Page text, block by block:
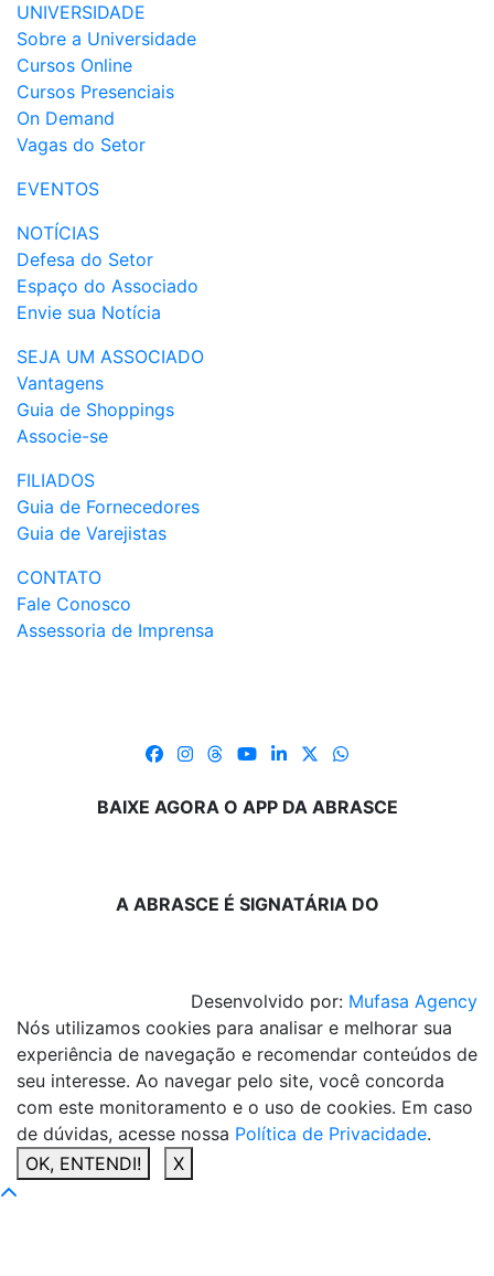
UNIVERSIDADE
Sobre a Universidade
Cursos Online
Cursos Presenciais
On Demand
Vagas do Setor
EVENTOS
NOTÍCIAS
Defesa do Setor
Espaço do Associado
Envie sua Notícia
SEJA UM ASSOCIADO
Vantagens
Guia de Shoppings
Associe-se
FILIADOS
Guia de Fornecedores
Guia de Varejistas
CONTATO
Fale Conosco
Assessoria de Imprensa
BAIXE AGORA O APP DA ABRASCE
A ABRASCE É SIGNATÁRIA DO
Desenvolvido por: Mufasa Agency
Nós utilizamos cookies para analisar e melhorar sua
experiência de navegação e recomendar conteúdos de
seu interesse. Ao navegar pelo site, você concorda
com este monitoramento e o uso de cookies. Em caso
de dúvidas, acesse nossa Política de Privacidade.
OK, ENTENDI!
X